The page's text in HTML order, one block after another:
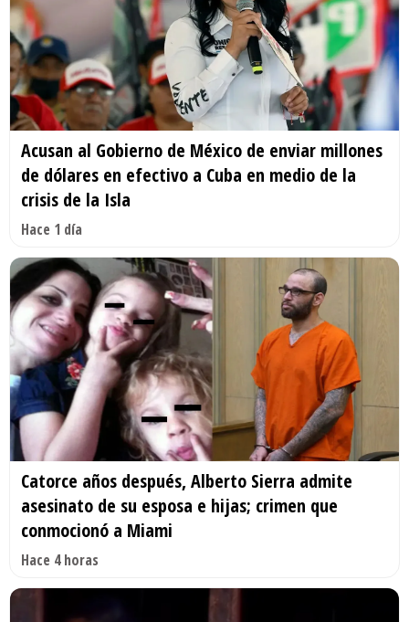
Acusan al Gobierno de México de enviar millones
de dólares en efectivo a Cuba en medio de la
crisis de la Isla
Hace 1 día
Catorce años después, Alberto Sierra admite
asesinato de su esposa e hijas; crimen que
conmocionó a Miami
Hace 4 horas